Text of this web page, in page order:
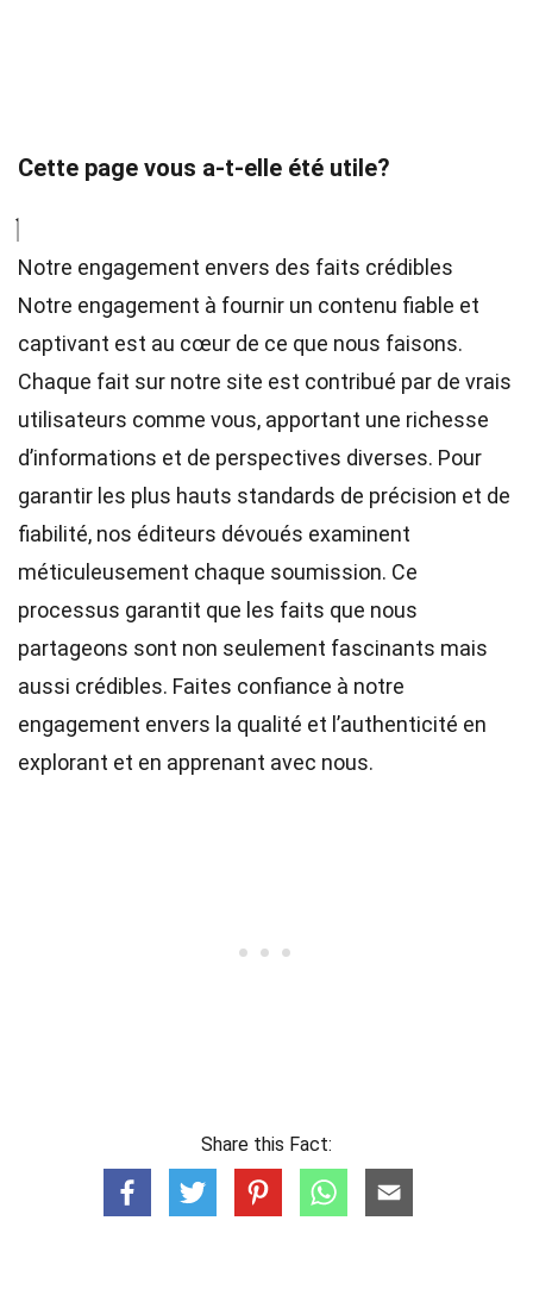
Cette page vous a-t-elle été utile?
Notre engagement envers des faits crédibles
Notre engagement à fournir un contenu fiable et
captivant est au cœur de ce que nous faisons.
Chaque fait sur notre site est contribué par de vrais
utilisateurs comme vous, apportant une richesse
d’informations et de perspectives diverses. Pour
garantir les plus hauts standards de précision et de
fiabilité, nos éditeurs dévoués examinent
méticuleusement chaque soumission. Ce
processus garantit que les faits que nous
partageons sont non seulement fascinants mais
aussi crédibles. Faites confiance à notre
engagement envers la qualité et l’authenticité en
explorant et en apprenant avec nous.
Share this Fact: